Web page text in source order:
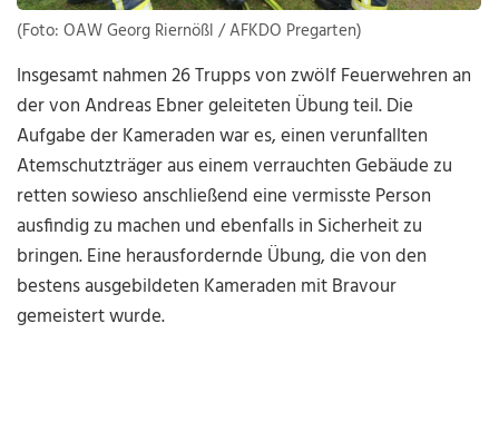
(Foto: OAW Georg Riernößl / AFKDO Pregarten)
Insgesamt nahmen 26 Trupps von zwölf Feuerwehren an
der von Andreas Ebner geleiteten Übung teil. Die
Aufgabe der Kameraden war es, einen verunfallten
Atemschutzträger aus einem verrauchten Gebäude zu
retten sowieso anschließend eine vermisste Person
ausfindig zu machen und ebenfalls in Sicherheit zu
bringen. Eine herausfordernde Übung, die von den
bestens ausgebildeten Kameraden mit Bravour
gemeistert wurde.